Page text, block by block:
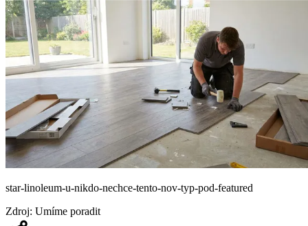
star-linoleum-u-nikdo-nechce-tento-nov-typ-pod-featured
Zdroj: Umíme poradit